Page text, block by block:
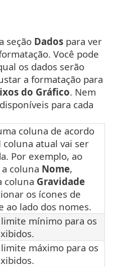
seção Dados para ver
Você pode
os dados serão
a formatação para
do Gráfico. Nem
para cada
coluna de acordo
coluna atual vai ser
Por exemplo, ao
coluna Nome,
coluna Gravidade
os ícones de
ao lado dos nomes.
mínimo para os
máximo para os